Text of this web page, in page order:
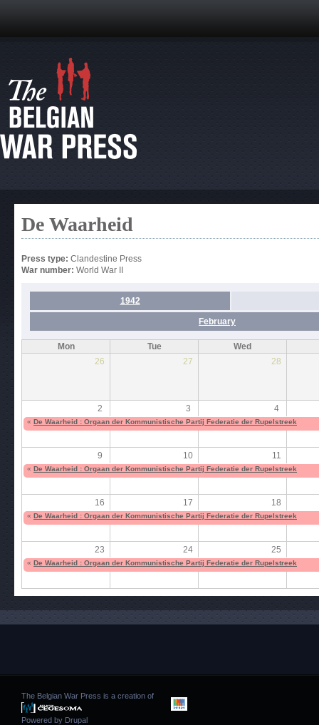
De Waarheid
Press type: Clandestine Press
War number: World War II
1942
February
Mon Tue
Wed
26
27 28
2 3 4
« De Waarheid : Orgaan der Kommunistische Partij Federatie der Rupelstreek
9 10 11
« De Waarheid : Orgaan der Kommunistische Partij Federatie der Rupelstreek
16 17 18
« De Waarheid : Orgaan der Kommunistische Partij Federatie der Rupelstreek
23 24 25
« De Waarheid : Orgaan der Kommunistische Partij Federatie der Rupelstreek
The Belgian War Press is a creation of
Powered by Drupal